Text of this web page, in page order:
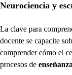
Neurociencia y
La clave para
docente se capacite
comprender cómo el
procesos de enseñanza